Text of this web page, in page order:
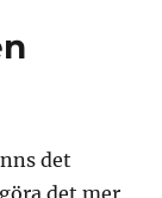
det
det mer